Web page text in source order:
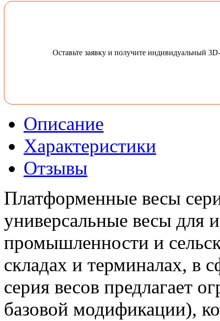
Оставьте заявку и получите индивидуальный
Описание
Характеристики
Отзывы
Платформенные весы
универсальные весы для
промышленности и
складах и терминалах, в
серия весов предлагает
базовой модификации),